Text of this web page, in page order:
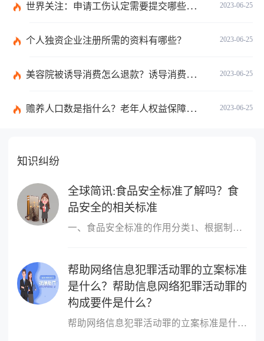
2023-06-25
世界关注：申请工伤认定需要提交哪些材料？提出工伤认定申请依据是什么？
2023-06-25
个人独资企业注册所需的资料有哪些？
2023-06-25
美容院被诱导消费怎么退款？诱导消费多少钱可以立案？ 当前短讯
2023-06-25
赡养人口数是指什么？老年人权益保障法第十四条的内容是什么？
知识纠纷
全球简讯:食品安全标准了解吗？食
品安全的相关标准
一、食品安全标准的作用分类1、根据制定标准的主体进行分类，包括国
帮助网络信息犯罪活动罪的立案标准
是什么？帮助信息网络犯罪活动罪的
构成要件是什么？
帮助网络信息犯罪活动罪的立案标准是什么？帮助网络信息犯罪活动罪